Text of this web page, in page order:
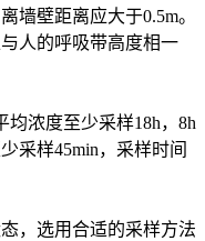
壁距离应大于0.5m。
人的呼吸带高度相一
浓度至少采样18h，8h
采样45min，采样时间
，选用合适的采样方法